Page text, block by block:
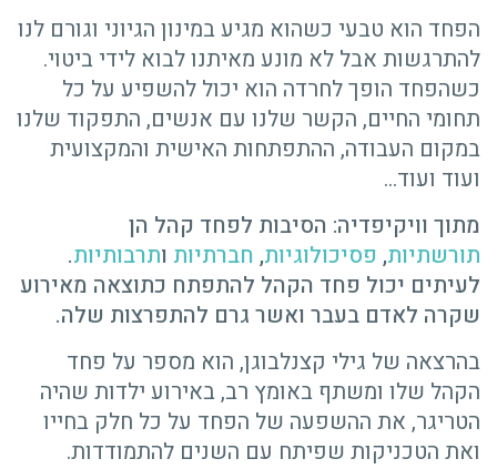
הפחד הוא טבעי כשהוא מגיע במינון הגיוני וגורם לנו
להתרגשות אבל לא מונע מאיתנו לבוא לידי ביטוי.
כשהפחד הופך לחרדה הוא יכול להשפיע על כל
תחומי החיים, הקשר שלנו עם אנשים, התפקוד שלנו
במקום העבודה, ההתפתחות האישית והמקצועית
ועוד ועוד…
מתוך וויקיפדיה: הסיבות לפחד קהל הן
תורשתיות, פסיכולוגיות, חברתיות ותרבותיות.
לעיתים יכול פחד הקהל להתפתח כתוצאה מאירוע
שקרה לאדם בעבר ואשר גרם להתפרצות שלה.
בהרצאה של גילי קצנלבוגן, הוא מספר על פחד
הקהל שלו ומשתף באומץ רב, באירוע ילדות שהיה
הטריגר, את ההשפעה של הפחד על כל חלק בחייו
ואת הטכניקות שפיתח עם השנים להתמודדות.